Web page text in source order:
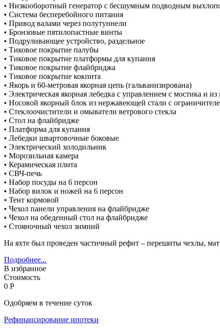
• Низкооборотный генератор с бесшумным подводным
• Система бесперебойного питания
• Привод валами через полутуннели
• Бронзовые пятилопастные винты
• Подруливающее устройство, раздельное
• Тиковое покрытие палубы
• Тиковое покрытие платформы для купания
• Тиковое покрытие флайбриджа
• Тиковое покрытие кокпита
• Якорь и 60-метровая якорная цепь (гальванизирована)
• Электрическая якорная лебедка с управлением с мостика и
• Носовой якорный блок из нержавеющей стали с
• Стеклоочистители и омыватели ветрового стекла
• Стол на флайбридже
• Платформа для купания
• Лебедки швартовочные боковые
• Электрический холодильник
• Морозильная камера
• Керамическая плита
• СВЧ-печь
• Набор посуды на 6 персон
• Набор вилок и ножей на 6 персон
• Тент кормовой
• Чехол панели управления на флайбридже
• Чехол на обеденный стол на флайбридже
• Стояночный чехол зимний
На яхте был проведен частичный рефит – перешиты чехлы,
Подробнее...
В избранное
Стоимость
0 Р
Одобряем в течение суток
Рефинансирование ипотеки